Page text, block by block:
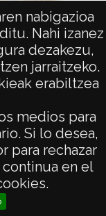
nabigazioa
Nahi izanez
dezakezu,
jarraitzeko.
erabiltzea
medios para
Si lo desea,
para rechazar
en el